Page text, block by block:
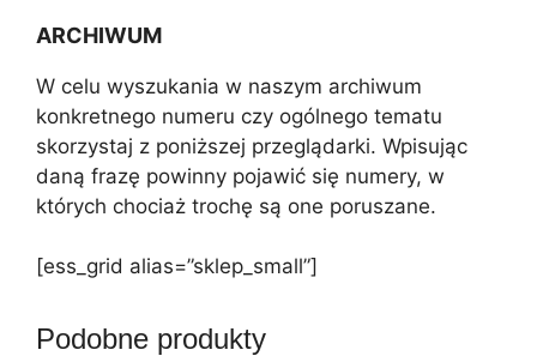
ARCHIWUM
W celu wyszukania w naszym archiwum
konkretnego numeru czy ogólnego tematu
skorzystaj z poniższej przeglądarki. Wpisując
daną frazę powinny pojawić się numery, w
których chociaż trochę są one poruszane.
[ess_grid alias=”sklep_small”]
Podobne produkty